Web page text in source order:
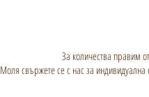
За количества правим
Моля свържете се с нас за индивидуална